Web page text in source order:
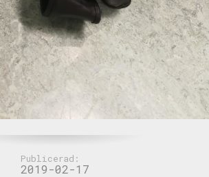
Publicerad:
2019-02-17